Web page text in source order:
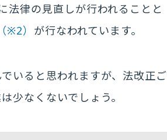
法律の見直しが行われることと
（※2） が行なわれています。
いると思われますが、法改正ご
少なくないでしょう。